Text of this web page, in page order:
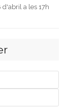
d'abril a les 17h